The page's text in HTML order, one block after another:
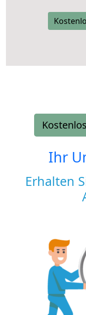
Ihr
Erhalten